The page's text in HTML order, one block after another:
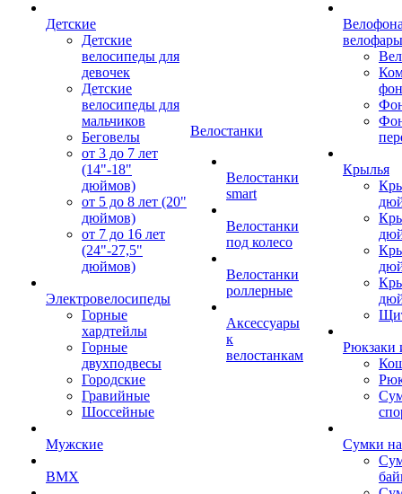
Детские
Детские
велосипеды для
девочек
Детские
велосипеды для
мальчиков
Беговелы
от 3 до 7 лет
(14"-18"
дюймов)
от 5 до 8 лет (20"
дюймов)
от 7 до 16 лет
(24"-27,5"
дюймов)
Электровелосипеды
Горные
хардтейлы
Горные
двухподвесы
Городские
Гравийные
Шоссейные
Мужские
BMX
Велостанки
Велостанки
smart
Велостанки
под колесо
Велостанки
роллерные
Аксессуары
к
велостанкам
велофары
Крылья
Рюкзаки
Сумки